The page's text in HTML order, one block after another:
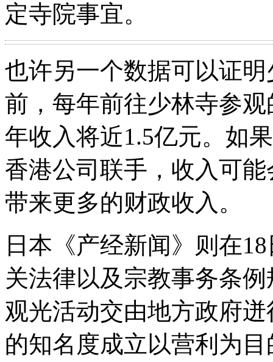
定寺院事宜。
也许另一个数据可以证
前，每年前往少林寺参
年收入将近1.5亿元。如
香港公司联手，收入可
带来更多的财政收入。
日本《产经新闻》则在
关法律以及宗教事务条
观光活动交由地方政府
的知名度成立以营利为